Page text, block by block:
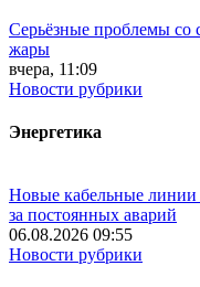
Серьёзные проблемы со
жары
вчера, 11:09
Новости рубрики
Энергетика
Новые кабельные линии
за постоянных аварий
06.08.2026 09:55
Новости рубрики